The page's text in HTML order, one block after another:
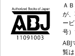
Ａ
が
ー
号）
ABJ
覧